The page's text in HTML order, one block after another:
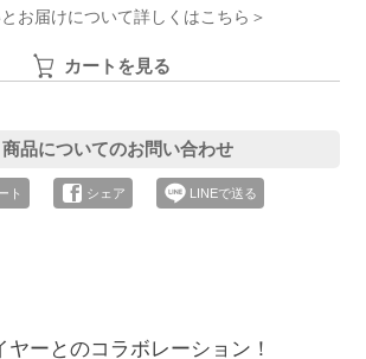
お届けについて詳しくはこちら＞
カートを見る
商品についてのお問い合わせ
ト シェア LINEで送る
ヤーとのコラボレーション！